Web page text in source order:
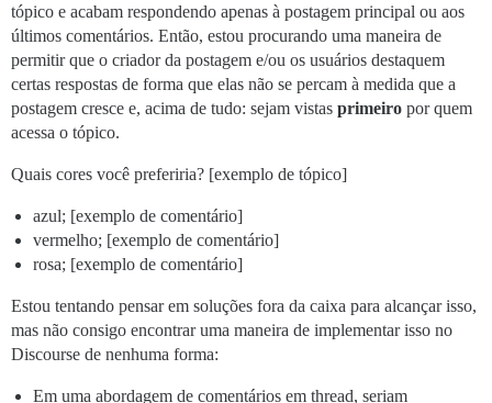
tópico e acabam respondendo apenas à postagem principal ou aos
últimos comentários. Então, estou procurando uma maneira de
permitir que o criador da postagem e/ou os usuários destaquem
certas respostas de forma que elas não se percam à medida que a
postagem cresce e, acima de tudo: sejam vistas primeiro por quem
acessa o tópico.
Quais cores você preferiria? [exemplo de tópico]
azul; [exemplo de comentário]
vermelho; [exemplo de comentário]
rosa; [exemplo de comentário]
Estou tentando pensar em soluções fora da caixa para alcançar isso,
mas não consigo encontrar uma maneira de implementar isso no
Discourse de nenhuma forma:
Em uma abordagem de comentários em thread, seriam